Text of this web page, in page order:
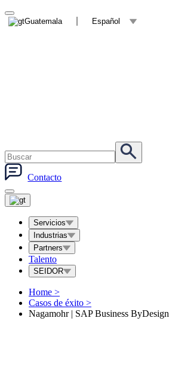
Guatemala Español
Contacto
Servicios
Industrias
Partners
Talento
SEIDOR
Home >
Casos de éxito >
Nagamohr | SAP Business ByDesign